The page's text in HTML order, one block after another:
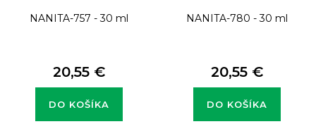
NANITA-757 - 30 ml
20,55 €
DO KOŠÍKA
NANITA-780 - 30 ml
20,55 €
DO KOŠÍKA